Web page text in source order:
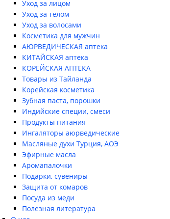
Уход за лицом
Уход за телом
Уход за волосами
Косметика для мужчин
АЮРВЕДИЧЕСКАЯ аптека
КИТАЙСКАЯ аптека
КОРЕЙСКАЯ АПТЕКА
Товары из Тайланда
Корейская косметика
Зубная паста, порошки
Индийские специи, смеси
Продукты питания
Ингаляторы аюрведические
Масляные духи Турция, АОЭ
Эфирные масла
Аромапалочки
Подарки, сувениры
Защита от комаров
Посуда из меди
Полезная литература